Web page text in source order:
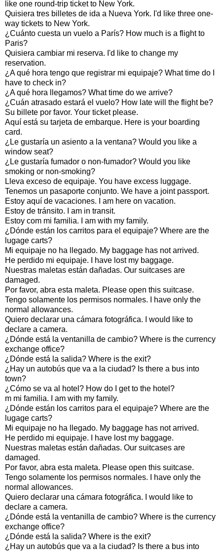
like one round-trip ticket to New York.
Quisiera tres billetes de ida a Nueva York. I'd like three one-
way tickets to New York.
¿Cuánto cuesta un vuelo a París? How much is a flight to
Paris?
Quisiera cambiar mi reserva. I'd like to change my
reservation.
¿A qué hora tengo que registrar mi equipaje? What time do I
have to check in?
¿A qué hora llegamos? What time do we arrive?
¿Cuán atrasado estará el vuelo? How late will the flight be?
Su billete por favor. Your ticket please.
Aquí está su tarjeta de embarque. Here is your boarding
card.
¿Le gustaría un asiento a la ventana? Would you like a
window seat?
¿Le gustaría fumador o non-fumador? Would you like
smoking or non-smoking?
Lleva exceso de equipaje. You have excess luggage.
Tenemos un pasaporte conjunto. We have a joint passport.
Estoy aquí de vacaciones. I am here on vacation.
Estoy de tránsito. I am in transit.
Estoy com mi familia. I am with my family.
¿Dónde están los carritos para el equipaje? Where are the
lugage carts?
Mi equipaje no ha llegado. My baggage has not arrived.
He perdido mi equipaje. I have lost my baggage.
Nuestras maletas están dañadas. Our suitcases are
damaged.
Por favor, abra esta maleta. Please open this suitcase.
Tengo solamente los permisos normales. I have only the
normal allowances.
Quiero declarar una cámara fotográfica. I would like to
declare a camera.
¿Dónde está la ventanilla de cambio? Where is the currency
exchange office?
¿Dónde está la salida? Where is the exit?
¿Hay un autobús que va a la ciudad? Is there a bus into
town?
¿Cómo se va al hotel? How do I get to the hotel?
m mi familia. I am with my family.
¿Dónde están los carritos para el equipaje? Where are the
lugage carts?
Mi equipaje no ha llegado. My baggage has not arrived.
He perdido mi equipaje. I have lost my baggage.
Nuestras maletas están dañadas. Our suitcases are
damaged.
Por favor, abra esta maleta. Please open this suitcase.
Tengo solamente los permisos normales. I have only the
normal allowances.
Quiero declarar una cámara fotográfica. I would like to
declare a camera.
¿Dónde está la ventanilla de cambio? Where is the currency
exchange office?
¿Dónde está la salida? Where is the exit?
¿Hay un autobús que va a la ciudad? Is there a bus into